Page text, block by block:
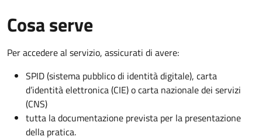
Cosa serve
Per accedere al servizio, assicurati di avere:
SPID (sistema pubblico di identità digitale), carta
d’identità elettronica (CIE) o carta nazionale dei servizi
(CNS)
tutta la documentazione prevista per la presentazione
della pratica.